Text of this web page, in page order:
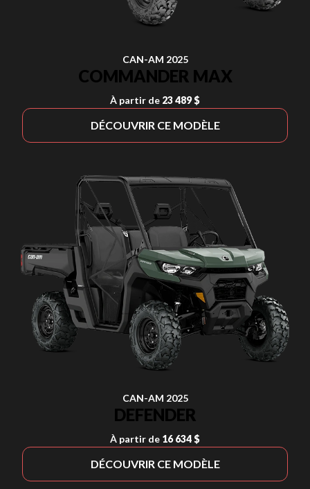
CAN-AM 2025
COMMANDER MAX
À partir de 23 489 $
DÉCOUVRIR CE MODÈLE
CAN-AM 2025
DEFENDER
À partir de 16 634 $
DÉCOUVRIR CE MODÈLE